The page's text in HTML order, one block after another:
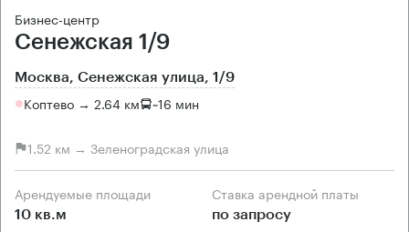
Бизнес-центр
Сенежская 1/9
Москва, Сенежская улица, 1/9
Коптево → 2.64 км ~16 мин
1.52 км → Зеленоградская улица
Арендуемые площади
10 кв.м
Ставка арендной платы
по запросу